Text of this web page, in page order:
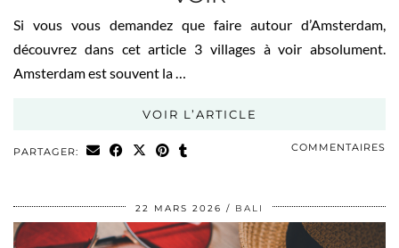
Si vous vous demandez que faire autour d’Amsterdam,
découvrez dans cet article 3 villages à voir absolument.
Amsterdam est souvent la …
VOIR L’ARTICLE
PARTAGER: COMMENTAIRES
22 MARS 2026 BALI